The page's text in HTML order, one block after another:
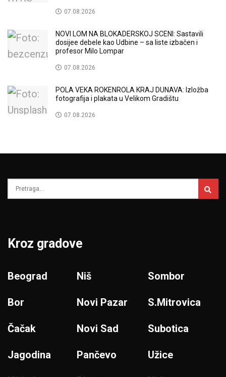
07.08.2026
NOVI LOM NA BLOKADERSKOJ SCENI: Sastavili
dosijee debele kao Udbine – sa liste izbačen i
profesor Milo Lompar
07.08.2026
POLA VEKA ROKENROLA KRAJ DUNAVA: Izložba
fotografija i plakata u Velikom Gradištu
07.08.2026
Kroz gradove
Beograd
Bor
Čačak
Jagodina
Niš
Novi Pazar
Novi Sad
Pančevo
Sombor
S.Mitrovica
Subotica
Užice